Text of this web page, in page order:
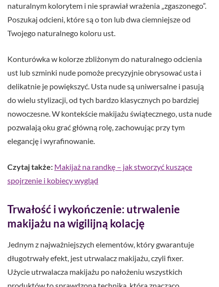
naturalnym kolorytem i nie sprawiał wrażenia „zgaszonego”.
Poszukaj odcieni, które są o ton lub dwa ciemniejsze od
Twojego naturalnego koloru ust.
Konturówka w kolorze zbliżonym do naturalnego odcienia
ust lub szminki nude pomoże precyzyjnie obrysować usta i
delikatnie je powiększyć. Usta nude są uniwersalne i pasują
do wielu stylizacji, od tych bardzo klasycznych po bardziej
nowoczesne. W kontekście makijażu świątecznego, usta nude
pozwalają oku grać główną rolę, zachowując przy tym
elegancję i wyrafinowanie.
Czytaj także: Makijaż na randkę – jak stworzyć kuszące
spojrzenie i kobiecy wygląd
Trwałość i wykończenie: utrwalenie
makijażu na wigilijną kolację
Jednym z najważniejszych elementów, który gwarantuje
długotrwały efekt, jest utrwalacz makijażu, czyli fixer.
Użycie utrwalacza makijażu po nałożeniu wszystkich